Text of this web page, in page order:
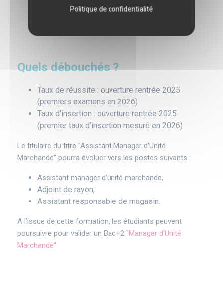
Quels débouchés ?
Taux de réussite : ouverture rentrée 2025
(premiers examens en 2026)
Taux d'insertion : ouverture rentrée 2025
(premier taux d’insertion mesuré en 2026)
Le titulaire du titre "Assistant Manager d'Unité
Marchande" pourra évoluer vers les postes suivants :
Assistant manager d’unité marchande,
Adjoint de rayon,
Assistant responsable de magasin.
A l'issue de cette formation, les étudiants peuvent
poursuivre pour valider un Bac+2 "Manager d'Unité
Marchande"
Politique de confidentialité